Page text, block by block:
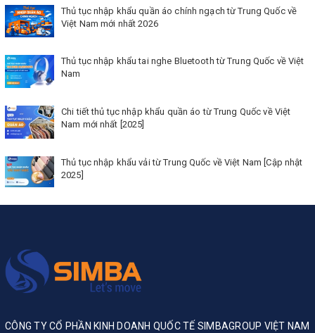
Thủ tục nhập khẩu quần áo chính ngạch từ Trung Quốc về
Việt Nam mới nhất 2026
Thủ tục nhập khẩu tai nghe Bluetooth từ Trung Quốc về Việt
Nam
Chi tiết thủ tục nhập khẩu quần áo từ Trung Quốc về Việt
Nam mới nhất [2025]
Thủ tục nhập khẩu vải từ Trung Quốc về Việt Nam [Cập nhật
2025]
CÔNG TY CỔ PHẦN KINH DOANH QUỐC TẾ SIMBAGROUP VIỆT NAM